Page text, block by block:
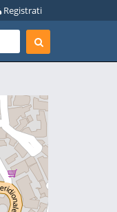
Registrati